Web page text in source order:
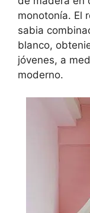
monotonía. El
sabia
blanco,
jóvenes, a
moderno.